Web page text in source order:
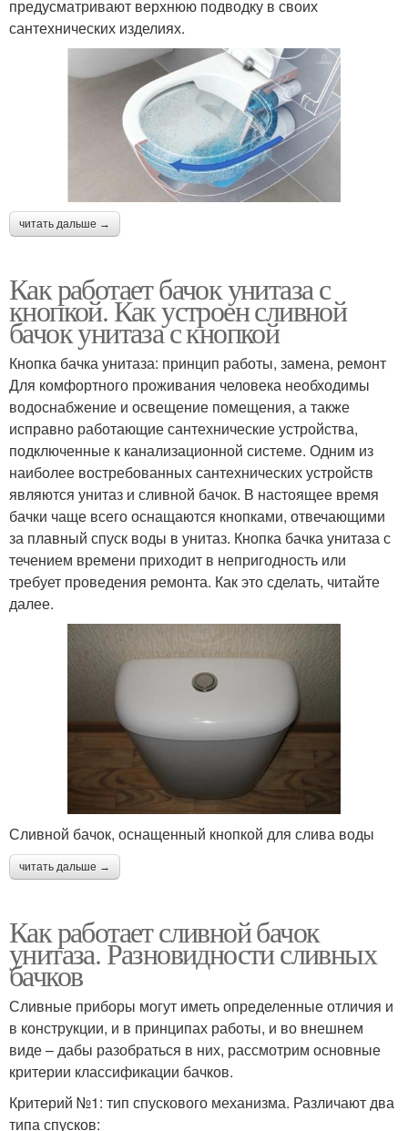
предусматривают верхнюю подводку в своих
сантехнических изделиях.
читать дальше →
Как работает бачок унитаза с
кнопкой. Как устроен сливной
бачок унитаза с кнопкой
Кнопка бачка унитаза: принцип работы, замена, ремонт
Для комфортного проживания человека необходимы
водоснабжение и освещение помещения, а также
исправно работающие сантехнические устройства,
подключенные к канализационной системе. Одним из
наиболее востребованных сантехнических устройств
являются унитаз и сливной бачок. В настоящее время
бачки чаще всего оснащаются кнопками, отвечающими
за плавный спуск воды в унитаз. Кнопка бачка унитаза с
течением времени приходит в непригодность или
требует проведения ремонта. Как это сделать, читайте
далее.
Сливной бачок, оснащенный кнопкой для слива воды
читать дальше →
Как работает сливной бачок
унитаза. Разновидности сливных
бачков
Сливные приборы могут иметь определенные отличия и
в конструкции, и в принципах работы, и во внешнем
виде – дабы разобраться в них, рассмотрим основные
критерии классификации бачков.
Критерий №1: тип спускового механизма. Различают два
типа спусков: